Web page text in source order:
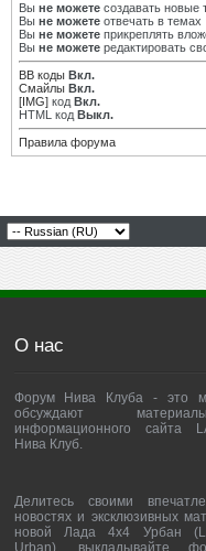
Вы не можете создавать новые
Вы не можете отвечать в темах
Вы не можете прикреплять
Вы не можете редактировать
BB коды Вкл.
Смайлы Вкл.
[IMG] код Вкл.
HTML код Выкл.
Правила форума
О нас
Форум Нива Клуба - это
обсуждают
информационного сайта
Нива Клуб.
Делитесь своими
новостях и эксклюзивных
новой Лада 4х4 Урбан
Urban), выкладывайте